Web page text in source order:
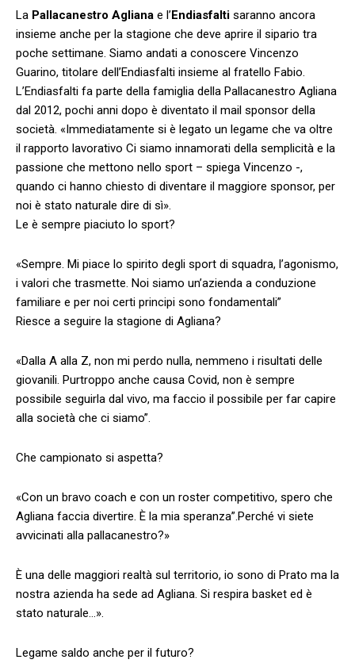
La Pallacanestro Agliana e l’Endiasfalti saranno ancora
insieme anche per la stagione che deve aprire il sipario tra
poche settimane. Siamo andati a conoscere Vincenzo
Guarino, titolare dell’Endiasfalti insieme al fratello Fabio.
L’Endiasfalti fa parte della famiglia della Pallacanestro Agliana
dal 2012, pochi anni dopo è diventato il mail sponsor della
società. «Immediatamente si è legato un legame che va oltre
il rapporto lavorativo Ci siamo innamorati della semplicità e la
passione che mettono nello sport – spiega Vincenzo -,
quando ci hanno chiesto di diventare il maggiore sponsor, per
noi è stato naturale dire di sì».
Le è sempre piaciuto lo sport?
«Sempre. Mi piace lo spirito degli sport di squadra, l’agonismo,
i valori che trasmette. Noi siamo un’azienda a conduzione
familiare e per noi certi principi sono fondamentali”
Riesce a seguire la stagione di Agliana?
«Dalla A alla Z, non mi perdo nulla, nemmeno i risultati delle
giovanili. Purtroppo anche causa Covid, non è sempre
possibile seguirla dal vivo, ma faccio il possibile per far capire
alla società che ci siamo”.
Che campionato si aspetta?
«Con un bravo coach e con un roster competitivo, spero che
Agliana faccia divertire. È la mia speranza”.Perché vi siete
avvicinati alla pallacanestro?»
È una delle maggiori realtà sul territorio, io sono di Prato ma la
nostra azienda ha sede ad Agliana. Si respira basket ed è
stato naturale…».
Legame saldo anche per il futuro?